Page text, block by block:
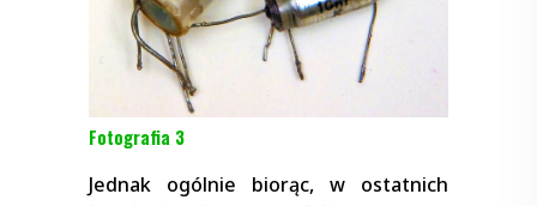
Fotografia 3
Jednak ogólnie biorąc, w ostatnich